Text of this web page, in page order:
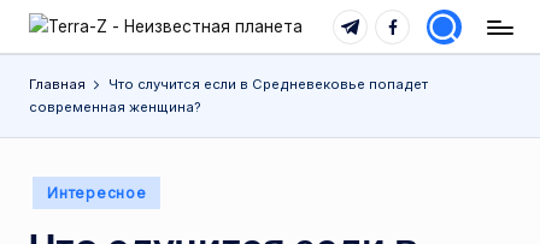
Перейти
содержимому
TelegramFacebook
T
e
a
Главная
Что случится если в Средневековье попадет
современная женщина?
Опубликовано
в
Интересное